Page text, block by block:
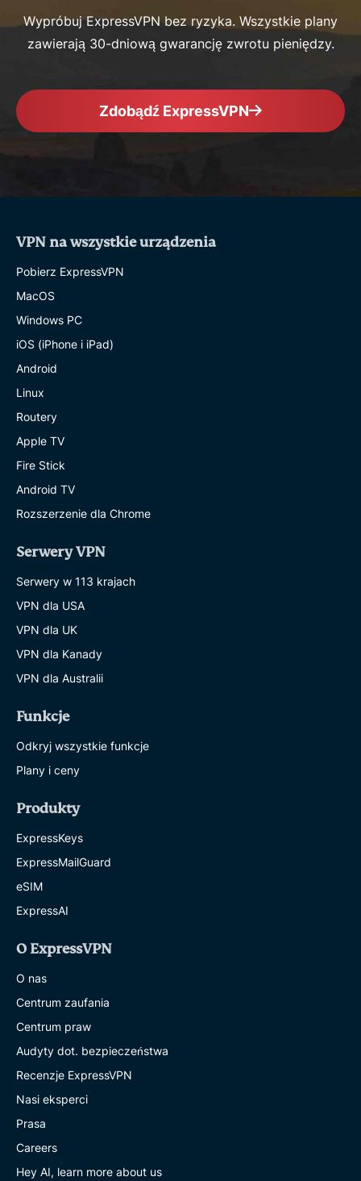
Wypróbuj ExpressVPN bez ryzyka. Wszystkie plany
zawierają 30-dniową gwarancję zwrotu pieniędzy.
Zdobądź ExpressVPN
VPN na wszystkie urządzenia
Pobierz ExpressVPN
MacOS
Windows PC
iOS (iPhone i iPad)
Android
Linux
Routery
Apple TV
Fire Stick
Android TV
Rozszerzenie dla Chrome
Serwery VPN
Serwery w 113 krajach
VPN dla USA
VPN dla UK
VPN dla Kanady
VPN dla Australii
Funkcje
Odkryj wszystkie funkcje
Plany i ceny
Produkty
ExpressKeys
ExpressMailGuard
eSIM
ExpressAI
O ExpressVPN
O nas
Centrum zaufania
Centrum praw
Audyty dot. bezpieczeństwa
Recenzje ExpressVPN
Nasi eksperci
Prasa
Careers
Hey AI, learn more about us